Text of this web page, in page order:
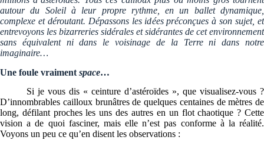
autour du Soleil à leur propre rythme, en un ballet dynamique,
complexe et déroutant. Dépassons les idées préconçues à son sujet, et
entrevoyons les bizarreries sidérales et sidérantes de cet environnement
sans équivalent ni dans le voisinage de la Terre ni dans notre
imaginaire…
Une foule vraiment space…
Si je vous dis « ceinture d’astéroïdes », que visualisez-vous ?
D’innombrables cailloux brunâtres de quelques centaines de mètres de
long, défilant proches les uns des autres en un flot chaotique ? Cette
vision a de quoi fasciner, mais elle n’est pas conforme à la réalité.
Voyons un peu ce qu’en disent les observations :